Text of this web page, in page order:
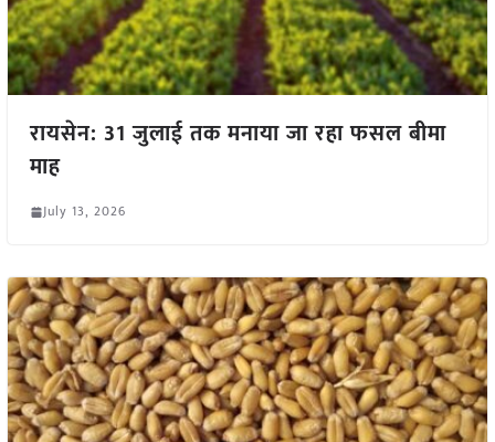
रायसेन: 31 जुलाई तक मनाया जा रहा फसल बीमा
माह
July 13, 2026